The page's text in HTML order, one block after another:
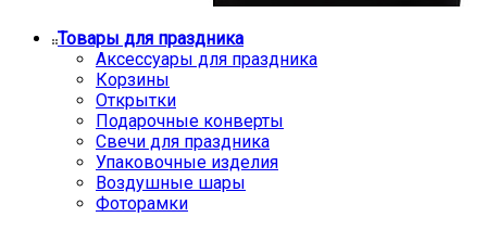
Товары для праздника
Аксессуары для праздника
Корзины
Открытки
Подарочные конверты
Свечи для праздника
Упаковочные изделия
Воздушные шары
Фоторамки